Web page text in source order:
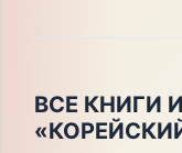
ВСЕ КНИГИ